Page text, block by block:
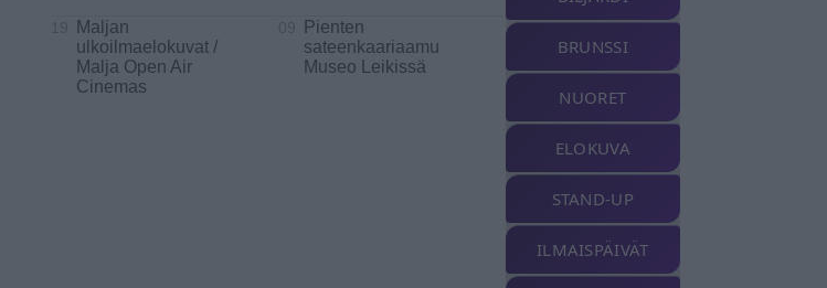
Maljan
ulkoilmaelokuvat /
Malja Open Air
Cinemas
Pienten
sateenkaariaamu
Museo Leikissä
BRUNSSI
NUORET
ELOKUVA
STAND-UP
ILMAISPÄIVÄT